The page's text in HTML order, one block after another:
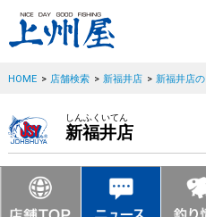
HOME > 店舗検索 > 新福井店 > 新福井店
しんふくいてん
新福井店